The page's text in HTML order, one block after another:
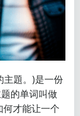
主題。)是一份
的单词叫做
何才能让一个